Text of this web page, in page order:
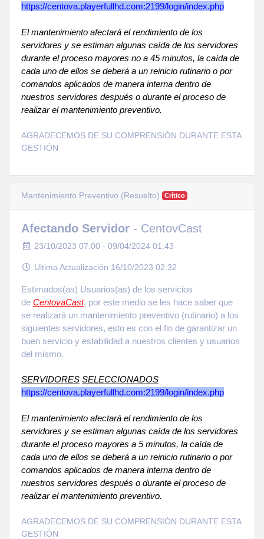
https://centova.playerfullhd.com:2199/login/index.php
El mantenimiento afectará el rendimiento de los
servidores y se estiman algunas caída de los servidores
durante el proceso mayores no a 45 minutos, la caída de
cada uno de ellos se deberá a un reinicio rutinario o por
comandos aplicados de manera interna dentro de
nuestros servidores después o durante el proceso de
realizar el mantenimiento preventivo.
AGRADECEMOS DE SU COMPRENSIÓN DURANTE ESTA
GESTIÓN
Mantenimiento Preventivo (Resuelto) Crítico
Afectando Servidor - CentovCast
23/10/2023 07:00 - 09/04/2024 01:43
Ultima Actualización 16/10/2023 02:32
Estimados(as) Usuarios(as) de los servicios
de CentovaCast, por este medio se les hace saber que
se realizará un mantenimiento preventivo (rutinario) a los
siguientes servidores, esto es con el fin de garantizar un
buen servicio y estabilidad a nuestros clientes y usuarios
del mismo.
SERVIDORES SELECCIONADOS
https://centova.playerfullhd.com:2199/login/index.php
El mantenimiento afectará el rendimiento de los
servidores y se estiman algunas caída de los servidores
durante el proceso mayores a 5 minutos, la caída de
cada uno de ellos se deberá a un reinicio rutinario o por
comandos aplicados de manera interna dentro de
nuestros servidores después o durante el proceso de
realizar el mantenimiento preventivo.
AGRADECEMOS DE SU COMPRENSIÓN DURANTE ESTA
GESTIÓN